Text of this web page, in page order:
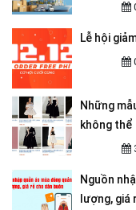
Lễ hội
Những
không thể
Nguồn
lượng, giá